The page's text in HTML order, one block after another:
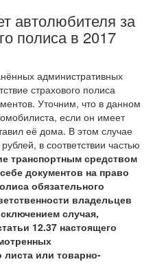
автолюбителя за
полиса в 2017
административных
страхового полиса
Уточним, что в данном
если он имеет
её дома. В этом случае
в соответствии частью
транспортным средством
документов на право
обязательного
владельцев
случая,
12.37 настоящего
листа или товарно-